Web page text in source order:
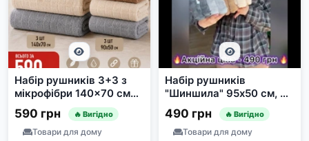
Набір рушників 3+3 з
мікрофібри 140x70 см
та 90x50 см
590 грн 🔥 Вигідно
Товари для дому
Набір рушників
"Шиншила" 95х50 см, 8
шт.
490 грн 🔥 Вигідно
Товари для дому